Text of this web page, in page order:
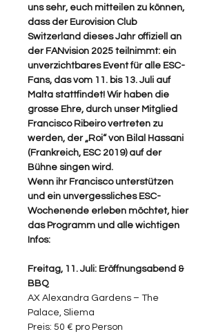
uns sehr, euch mitteilen zu können,
dass der Eurovision Club
Switzerland dieses Jahr offiziell an
der FANvision 2025 teilnimmt: ein
unverzichtbares Event für alle ESC-
Fans, das vom 11. bis 13. Juli auf
Malta stattfindet! Wir haben die
grosse Ehre, durch unser Mitglied
Francisco Ribeiro vertreten zu
werden, der „Roi“ von Bilal Hassani
(Frankreich, ESC 2019) auf der
Bühne singen wird.
Wenn ihr Francisco unterstützen
und ein unvergessliches ESC-
Wochenende erleben möchtet, hier
das Programm und alle wichtigen
Infos:
Freitag, 11. Juli: Eröffnungsabend &
BBQ
AX Alexandra Gardens – The
Palace, Sliema
Preis: 50 € pro Person